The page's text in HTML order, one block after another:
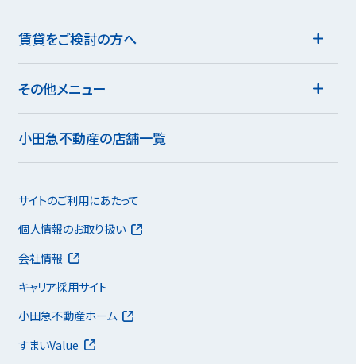
賃貸をご検討の方へ
その他メニュー
小田急不動産の店舗一覧
サイトのご利用にあたって
個人情報のお取り扱い
会社情報
キャリア採用サイト
小田急不動産ホーム
すまいValue